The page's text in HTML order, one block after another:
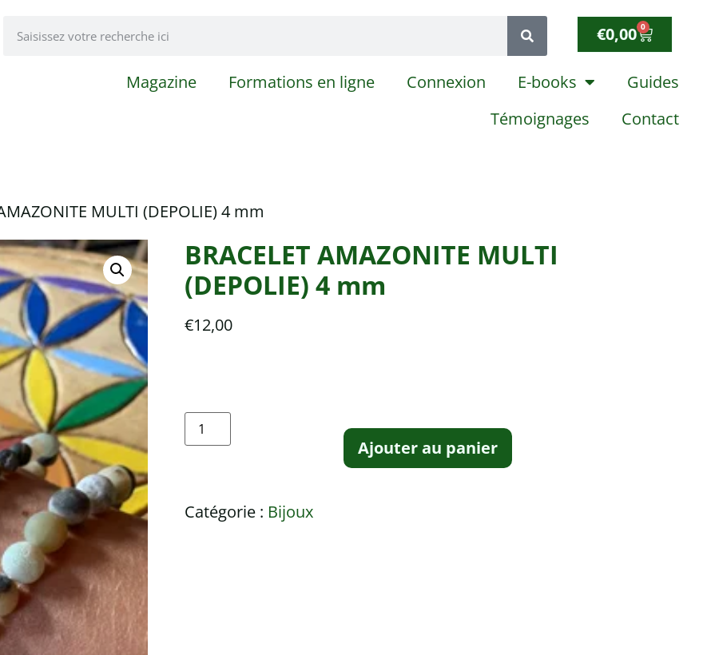
€0,00 0
Magazine Formations en ligne Connexion E-books
Guides
Témoignages
Contact
MULTI (DEPOLIE) 4 mm
BRACELET AMAZONITE MULTI
(DEPOLIE) 4 mm
€12,00
Ajouter au panier
Catégorie : Bijoux